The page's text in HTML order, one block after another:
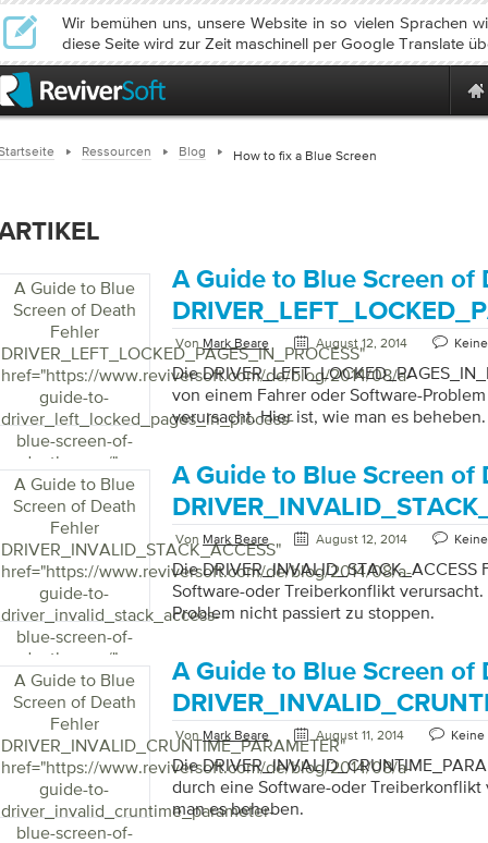
Wir bemühen uns, unsere Website in so vielen Sprachen
diese Seite wird zur Zeit maschinell per Google Translate
Ressourcen Blog How to fix a Blue Screen
A Guide to Blue
Screen of Death
Fehler
DRIVER_LEFT_LOCKED_PAGES_IN_PROCESS"
href="https://www.reviversoft.com/de/blog/2014/08/a-
guide-to-
driver_left_locked_pages_in_process-
blue-screen-of-
death-error/">
A Guide to Blue Screen of
Von Mark Beare August 12, 2014
Die
von einem Fahrer oder Software-
verursacht. Hier ist, wie man es beheben.
A Guide to Blue
Screen of Death
Fehler
DRIVER_INVALID_STACK_ACCESS"
href="https://www.reviversoft.com/de/blog/2014/08/a-
guide-to-
driver_invalid_stack_access-
blue-screen-of-
death-error/">
A Guide to Blue Screen of
Von Mark Beare August 12, 2014
Die
Software-oder Treiberkonflikt
Problem nicht passiert zu stoppen.
A Guide to Blue
Screen of Death
Fehler
DRIVER_INVALID_CRUNTIME_PARAMETER"
href="https://www.reviversoft.com/de/blog/2014/08/a-
guide-to-
driver_invalid_cruntime_parameter-
blue-screen-of-
A Guide to Blue Screen of
Von Mark Beare August 11, 2014
Die
durch eine Software-oder Treiberkonflikt
man es beheben.